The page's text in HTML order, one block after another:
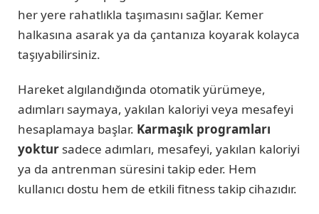
her yere rahatlıkla taşımasını sağlar. Kemer
halkasına asarak ya da çantanıza koyarak kolayca
taşıyabilirsiniz.
Hareket algılandığında otomatik yürümeye,
adımları saymaya, yakılan kaloriyi veya mesafeyi
hesaplamaya başlar. Karmaşık programları
yoktur sadece adımları, mesafeyi, yakılan kaloriyi
ya da antrenman süresini takip eder. Hem
kullanıcı dostu hem de etkili fitness takip cihazıdır.